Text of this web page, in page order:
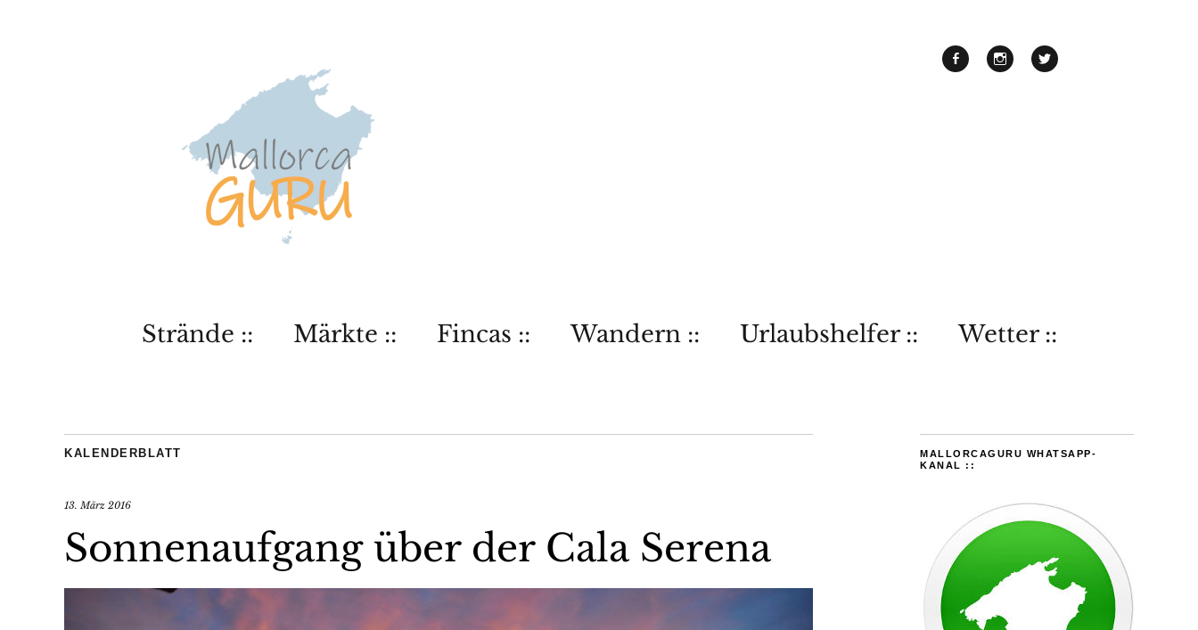
Strände :: Märkte :: Fincas :: Wandern :: Urlaubshelfer :: Wetter ::
KALENDERBLATT
13. März 2016
Sonnenaufgang über der Cala Serena
MALLORCAGURU WHATSAPP-
KANAL ::